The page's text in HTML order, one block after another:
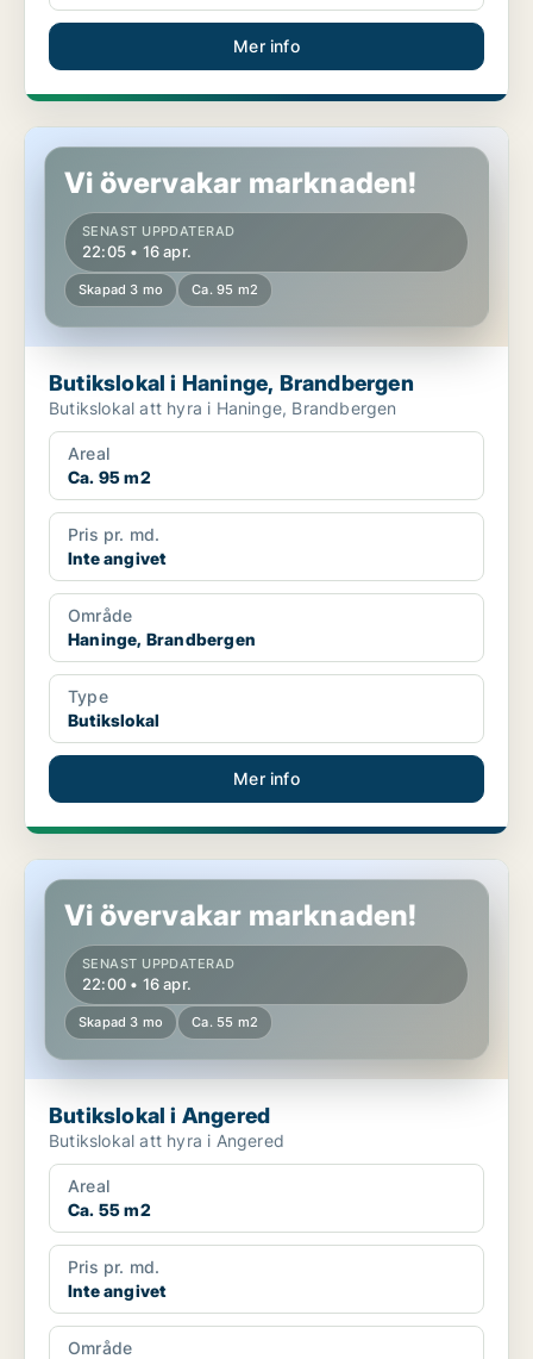
Mer info
Butikslokal i Haninge, Brandbergen
Vi övervakar marknaden!
SENAST UPPDATERAD
22:05 • 16 apr.
Skapad 3 mo Ca. 95 m2
Butikslokal i Haninge, Brandbergen
Butikslokal att hyra i Haninge, Brandbergen
Areal
Ca. 95 m2
Pris pr. md.
Inte angivet
Område
Haninge, Brandbergen
Type
Butikslokal
Mer info
Butikslokal i Angered
Vi övervakar marknaden!
SENAST UPPDATERAD
22:00 • 16 apr.
Skapad 3 mo Ca. 55 m2
Butikslokal i Angered
Butikslokal att hyra i Angered
Areal
Ca. 55 m2
Pris pr. md.
Inte angivet
Område